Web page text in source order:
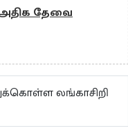
தேவை
லங்காசிறி